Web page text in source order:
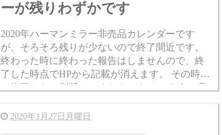
ーが残りわずかです
2020年ハーマンミラー非売品カレンダーです
が、そろそろ残りが少ないので終了間近です。
終わった時に終わった報告はしませんので、終
了した時点でHPから記載が消えます。 その時点
で終了したと判断してくださいませ。 もう一月
も終わるのにまだカレンダーあんのかって話...
2020年1月27日月曜日